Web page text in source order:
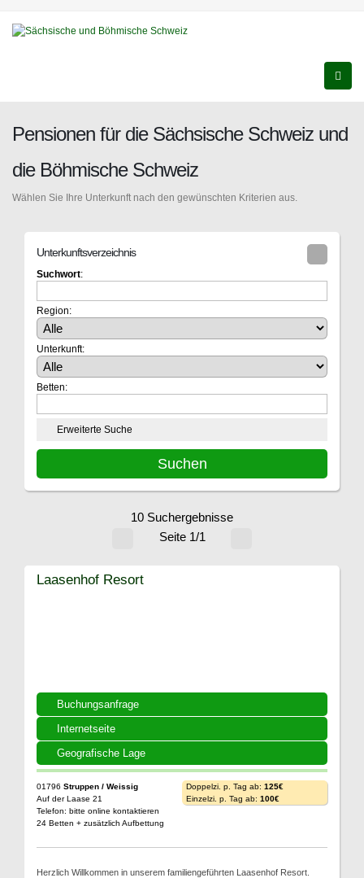
Pensionen für die Sächsische Schweiz und
die Böhmische Schweiz
Wählen Sie Ihre Unterkunft nach den gewünschten Kriterien aus.
Unterkunftsverzeichnis
Suchwort:
Region:
Unterkunft:
Betten:
Erweiterte Suche
10 Suchergebnisse
Seite 1/1
Buchungsanfrage
Internetseite
Geografische Lage
Laasenhof Resort
01796 Struppen / Weissig
Auf der Laase 21
Telefon: bitte online kontaktieren
24 Betten + zusätzlich Aufbettung
Doppelzi. p. Tag ab: 125€
Einzelzi. p. Tag ab: 100€
Herzlich Willkommen in unserem familiengeführten Laasenhof Resort.